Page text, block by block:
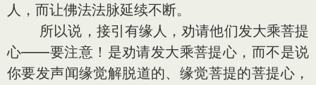
人，而让佛法法脉延续不断。
所以说，接引有缘人，劝请他们发大乘菩提
心——要注意！是劝请发大乘菩提心，而不是说
你要发声闻缘觉解脱道的、缘觉菩提的菩提心，